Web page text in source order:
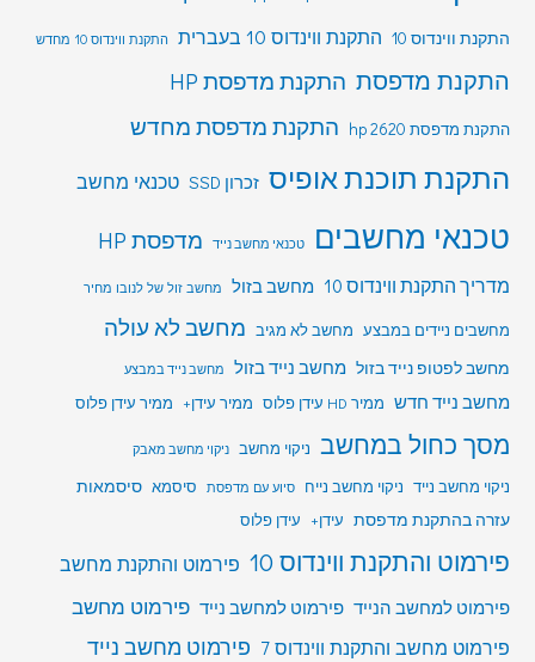
התקנת ווינדוס 10 התקנת ווינדוס 10 בעברית התקנת ווינדוס 10 מחדש
התקנת מדפסת התקנת מדפסת HP
התקנת מדפסת hp 2620 התקנת מדפסת מחדש
התקנת תוכנת אופיס זכרון SSD טכנאי מחשב
טכנאי מחשבים טכנאי מחשב נייד מדפסת HP
מדריך התקנת ווינדוס 10 מחשב בזול מחשב זול של לנובו מחיר
מחשבים ניידים במבצע מחשב לא מגיב מחשב לא עולה
מחשב לפטופ נייד בזול מחשב נייד בזול מחשב נייד במבצע
מחשב נייד חדש ממיר HD עידן פלוס ממיר עידן+ ממיר עידן פלוס
מסך כחול במחשב ניקוי מחשב ניקוי מחשב מאבק
ניקוי מחשב נייד ניקוי מחשב נייח סיוע עם מדפסת סיסמא סיסמאות
עזרה בהתקנת מדפסת עידן+ עידן פלוס
פירמוט והתקנת ווינדוס 10 פירמוט והתקנת מחשב
פירמוט למחשב הנייד פירמוט למחשב נייד פירמוט מחשב
פירמוט מחשב והתקנת ווינדוס 7
פירמוט מחשב נייד